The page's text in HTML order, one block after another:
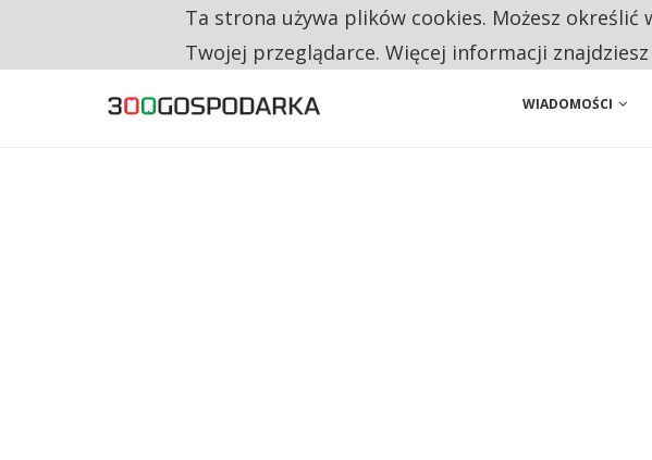
CO TRZECIĄ ZŁOTÓWKĘ Z EMERYTURY SENIORZY PRZEZNACZAJĄ
WIADOMOŚCI
Ta strona używa plików cookies. Możesz
Twojej przeglądarce. Więcej informacji znajdziesz